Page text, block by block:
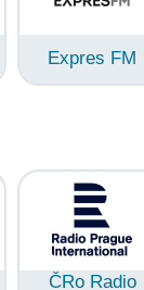
Expres FM
ČRo Radio